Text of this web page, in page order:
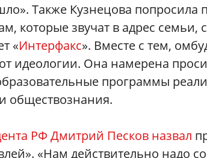
Также Кузнецова попросила
которые звучат в адрес
«Интерфакс». Вместе с тем,
идеологии. Она намерена
программы
обществознания.
РФ Дмитрий Песков назвал
«Нам действительно надо